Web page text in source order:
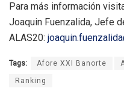
Para más información
Joaquin Fuenzalida, Jefe
ALAS20:
Tags: Afore XXI Banorte
Ranking